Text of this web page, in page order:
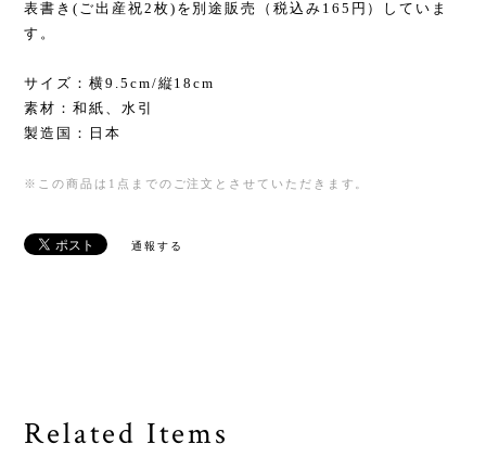
表書き(ご出産祝2枚)を別途販売（税込み165円）していま
す。
サイズ：横9.5cm/縦18cm
素材：和紙、水引
製造国：日本
※この商品は1点までのご注文とさせていただきます。
通報する
Related Items